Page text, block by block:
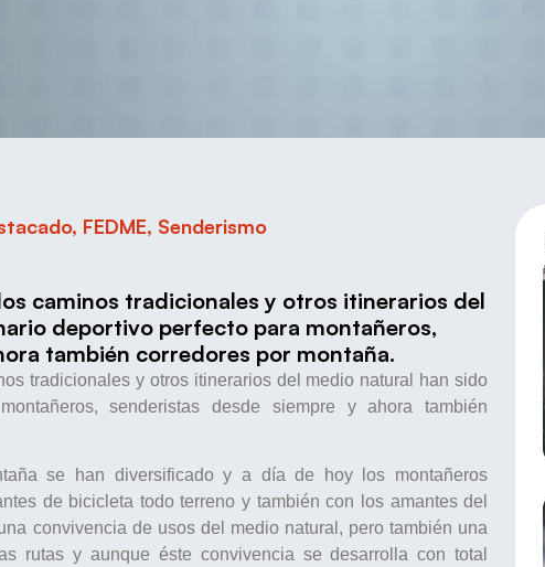
, FEDME, Senderismo
caminos tradicionales y otros itinerarios del
deportivo perfecto para montañeros,
también corredores por montaña.
tradicionales y otros itinerarios del medio natural han sido
senderistas desde siempre y ahora también
se han diversificado y a día de hoy los montañeros
de bicicleta todo terreno y también con los amantes del
convivencia de usos del medio natural, pero también una
rutas y aunque éste convivencia se desarrolla con total